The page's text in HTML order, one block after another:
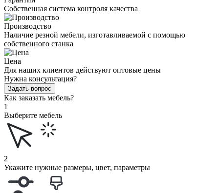
Собственная система контроля качества
Производство
Наличие резной мебели, изготавливаемой с помощью
собственного станка
Цена
Для наших клиентов действуют оптовые цены
Нужна консультация?
Задать вопрос
Как заказать мебель?
1
Выберите мебель
2
Укажите нужные размеры, цвет, параметры